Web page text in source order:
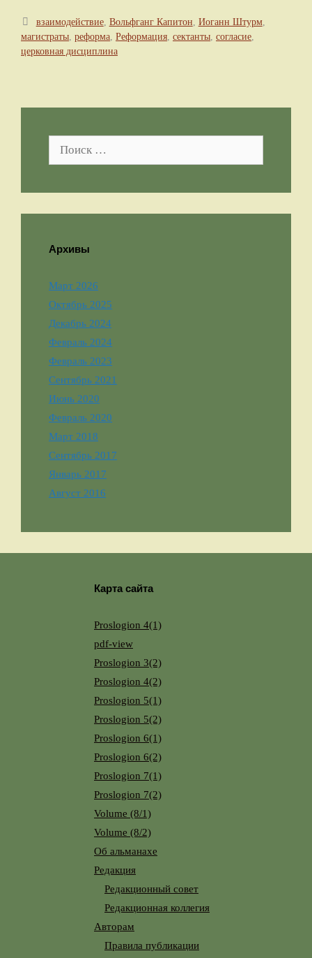
Метки
взаимодействие, Вольфганг Капитон, Иоганн Штурм,
магистраты, реформа, Реформация, сектанты, согласие,
церковная дисциплина
Поиск:
Архивы
Март 2026
Октябрь 2025
Декабрь 2024
Февраль 2024
Февраль 2023
Сентябрь 2021
Июнь 2020
Февраль 2020
Март 2018
Сентябрь 2017
Январь 2017
Август 2016
Карта сайта
Proslogion 4(1)
pdf-view
Proslogion 3(2)
Proslogion 4(2)
Proslogion 5(1)
Proslogion 5(2)
Proslogion 6(1)
Proslogion 6(2)
Proslogion 7(1)
Proslogion 7(2)
Volume (8/1)
Volume (8/2)
Об альманахе
Редакция
Редакционный совет
Редакционная коллегия
Авторам
Правила публикации